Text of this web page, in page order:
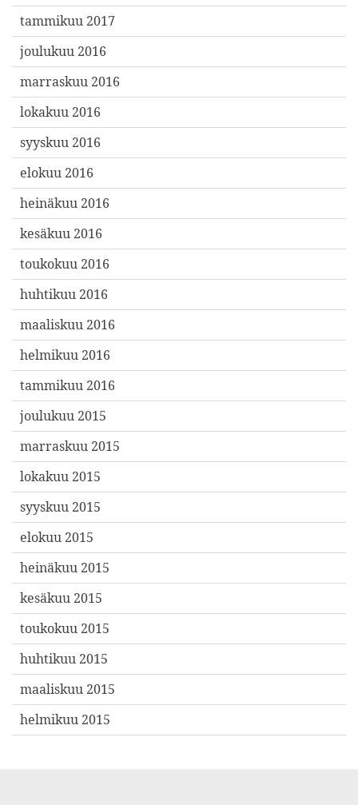
tammikuu 2017
joulukuu 2016
marraskuu 2016
lokakuu 2016
syyskuu 2016
elokuu 2016
heinäkuu 2016
kesäkuu 2016
toukokuu 2016
huhtikuu 2016
maaliskuu 2016
helmikuu 2016
tammikuu 2016
joulukuu 2015
marraskuu 2015
lokakuu 2015
syyskuu 2015
elokuu 2015
heinäkuu 2015
kesäkuu 2015
toukokuu 2015
huhtikuu 2015
maaliskuu 2015
helmikuu 2015